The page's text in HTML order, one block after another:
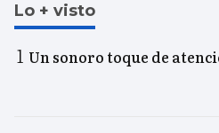
Lo + visto
Un sonoro toque de